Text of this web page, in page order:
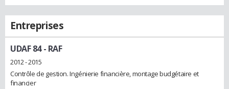
Entreprises
UDAF 84- RAF
2012 - 2015
Contrôle de gestion. Ingénierie financière, montage budgétaire et
financier